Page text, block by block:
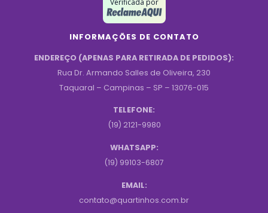
INFORMAÇÕES DE CONTATO
ENDEREÇO (APENAS PARA RETIRADA DE PEDIDOS):
Rua Dr. Armando Salles de Oliveira, 230
Taquaral – Campinas – SP – 13076-015
TELEFONE:
(19) 2121-9980
WHATSAPP:
(19) 99103-6807
EMAIL:
contato@quartinhos.com.br